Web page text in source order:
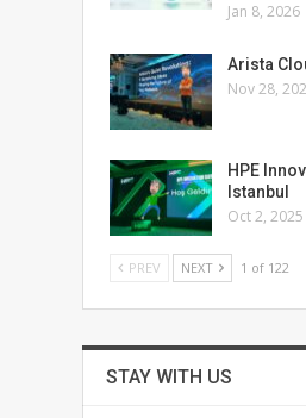
Jan 8, 2026
Arista
Nov 28,
HPE
Istanbul
Oct 2, 2025
PREV NEXT 1 of 122
STAY WITH US